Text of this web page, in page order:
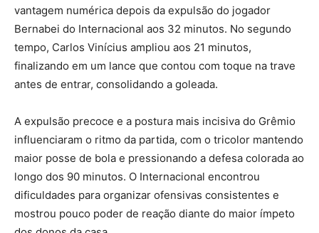
vantagem numérica depois da expulsão do jogador
Bernabei do Internacional aos 32 minutos. No segundo
tempo, Carlos Vinícius ampliou aos 21 minutos,
finalizando em um lance que contou com toque na trave
antes de entrar, consolidando a goleada.
A expulsão precoce e a postura mais incisiva do Grêmio
influenciaram o ritmo da partida, com o tricolor mantendo
maior posse de bola e pressionando a defesa colorada ao
longo dos 90 minutos. O Internacional encontrou
dificuldades para organizar ofensivas consistentes e
mostrou pouco poder de reação diante do maior ímpeto